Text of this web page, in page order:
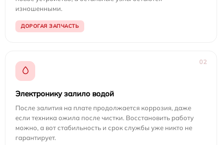
изношенными.
ДОРОГАЯ ЗАПЧАСТЬ
02
Электронику залило водой
После залития на плате продолжается коррозия, даже
если техника ожила после чистки. Восстановить работу
можно, а вот стабильность и срок службы уже никто не
гарантирует.